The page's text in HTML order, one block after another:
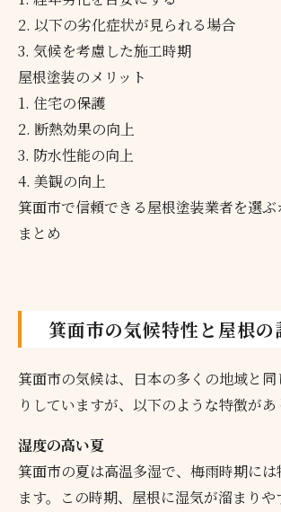
2. 以下の劣化症状が見られる場合
3. 気候を考慮した施工時期
屋根塗装のメリット
1. 住宅の保護
2. 断熱効果の向上
3. 防水性能の向上
4. 美観の向上
箕面市で信頼できる屋根塗装業者を選ぶ
まとめ
箕面市の気候特性と屋根の
箕面市の気候は、日本の多くの地域と同
りしていますが、以下のような特徴があ
湿度の高い夏
箕面市の夏は高温多湿で、梅雨時期に
ます。この時期、屋根に湿気が溜まり